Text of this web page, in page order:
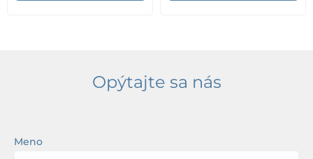
Opýtajte sa nás
Meno